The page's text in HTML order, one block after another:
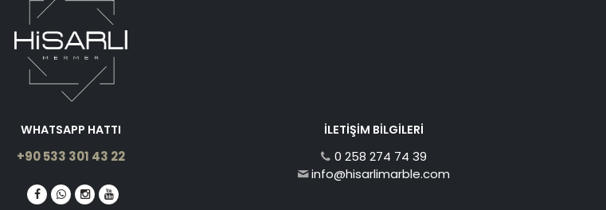
WHATSAPP HATTI
+90 533 301 43 22
İLETIŞIM BILGILERI
0 258 274 74 39
info@hisarlimarble.com